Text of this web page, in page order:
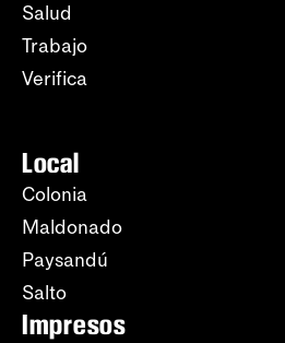
Salud
Trabajo
Verifica
Local
Colonia
Maldonado
Paysandú
Salto
Impresos